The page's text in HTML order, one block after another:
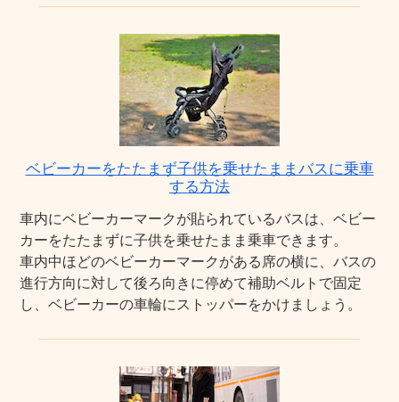
ベビーカーをたたまず子供を乗せたままバスに乗車
する方法
車内にベビーカーマークが貼られているバスは、ベビー
カーをたたまずに子供を乗せたまま乗車できます。
車内中ほどのベビーカーマークがある席の横に、バスの
進行方向に対して後ろ向きに停めて補助ベルトで固定
し、ベビーカーの車輪にストッパーをかけましょう。